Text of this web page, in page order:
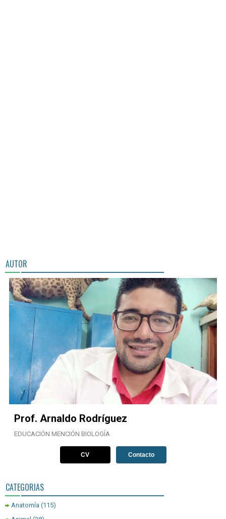
AUTOR
Prof. Arnaldo Rodríguez
EDUCACIÓN MENCIÓN BIOLOGÍA
CV Contacto
CATEGORIAS
Anatomía (115)